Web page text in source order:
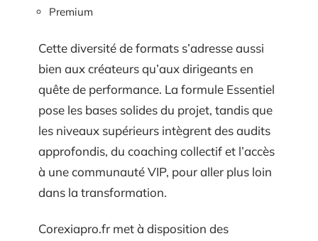
Premium
Cette diversité de formats s’adresse aussi
bien aux créateurs qu’aux dirigeants en
quête de performance. La formule Essentiel
pose les bases solides du projet, tandis que
les niveaux supérieurs intègrent des audits
approfondis, du coaching collectif et l’accès
à une communauté VIP, pour aller plus loin
dans la transformation.
Corexiapro.fr met à disposition des